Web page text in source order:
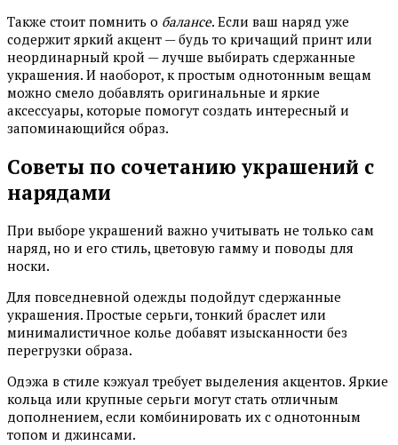
Также стоит помнить о балансе. Если ваш наряд уже
содержит яркий акцент — будь то кричащий принт или
неординарный крой — лучше выбирать сдержанные
украшения. И наоборот, к простым однотонным вещам
можно смело добавлять оригинальные и яркие
аксессуары, которые помогут создать интересный и
запоминающийся образ.
Советы по сочетанию украшений с
нарядами
При выборе украшений важно учитывать не только сам
наряд, но и его стиль, цветовую гамму и поводы для
носки.
Для повседневной одежды подойдут сдержанные
украшения. Простые серьги, тонкий браслет или
минималистичное колье добавят изысканности без
перегрузки образа.
Одэжа в стиле кэжуал требует выделения акцентов. Яркие
кольца или крупные серьги могут стать отличным
дополнением, если комбинировать их с однотонным
топом и джинсами.